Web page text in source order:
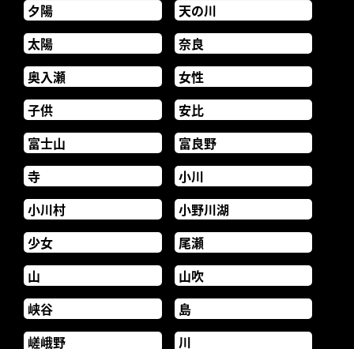
夕陽
天の川
太陽
奈良
奥入瀬
女性
子供
安比
富士山
富良野
寺
小川
小川村
小野川湖
少女
尾瀬
山
山吹
峡谷
島
嵯峨野
川